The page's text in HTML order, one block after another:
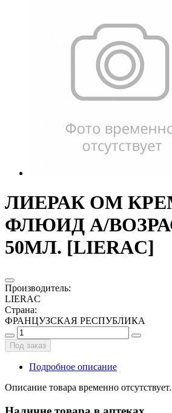
ЛИЕРАК ОМ
ФЛЮИД А/
50МЛ. [LIERAC]
Производитель:
LIERAC
Страна:
ФРАНЦУЗСКАЯ РЕСПУБЛИКА
Под заказ
Подробное описание
Описание товара временно отсутствует.